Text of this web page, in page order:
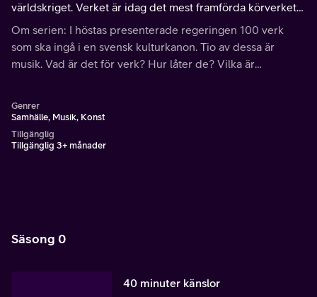
världskriget. Verket är idag det mest framförda körverket i
Sverige. Frågor och svar med Messiah Hallberg och
Mattias Lundberg. Del 10 av 10.
Om serien: I höstas presenterade regeringen 100 verk
som ska ingå i en svensk kulturkanon. Tio av dessa är
musik. Vad är det för verk? Hur låter de? Vilka är
Genrer
Samhälle, Musik, Konst
Tillgänglig
Tillgänglig 3+ månader
Säsong 0
40 minuter känslor